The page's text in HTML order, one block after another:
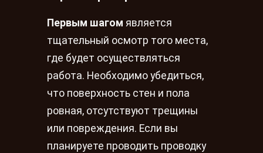
Первым шагом является
тщательный осмотр того места,
где будет осуществляться
работа. Необходимо убедиться,
что поверхность стен и пола
ровная, отсутствуют трещины
или повреждения. Если вы
планируете проводить проводку